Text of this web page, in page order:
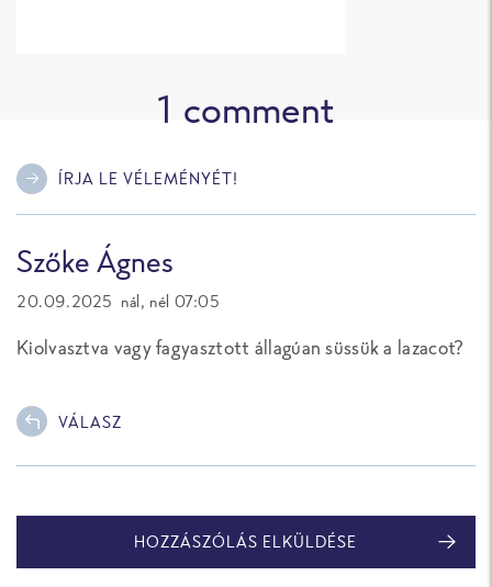
1 comment
ÍRJA LE VÉLEMÉNYÉT!
Szőke Ágnes
20.09.2025 nál, nél 07:05
Kiolvasztva vagy fagyasztott állagúan süssük a lazacot?
VÁLASZ
HOZZÁSZÓLÁS ELKÜLDÉSE